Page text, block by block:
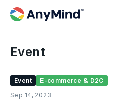
Event
Event
E-commerce & D2C
Sep 14, 2023